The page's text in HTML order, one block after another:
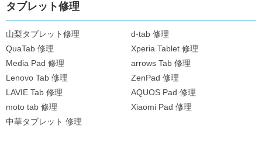
タブレット修理
山梨タブレット修理
d-tab 修理
QuaTab 修理
Xperia Tablet 修理
Media Pad 修理
arrows Tab 修理
Lenovo Tab 修理
ZenPad 修理
LAVIE Tab 修理
AQUOS Pad 修理
moto tab 修理
Xiaomi Pad 修理
中華タブレット 修理